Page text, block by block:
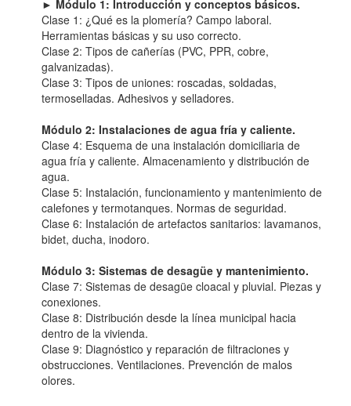
► Módulo 1: Introducción y conceptos básicos.
Clase 1: ¿Qué es la plomería? Campo laboral.
Herramientas básicas y su uso correcto.
Clase 2: Tipos de cañerías (PVC, PPR, cobre,
galvanizadas).
Clase 3: Tipos de uniones: roscadas, soldadas,
termoselladas. Adhesivos y selladores.
Módulo 2: Instalaciones de agua fría y caliente.
Clase 4: Esquema de una instalación domiciliaria de
agua fría y caliente. Almacenamiento y distribución de
agua.
Clase 5: Instalación, funcionamiento y mantenimiento de
calefones y termotanques. Normas de seguridad.
Clase 6: Instalación de artefactos sanitarios: lavamanos,
bidet, ducha, inodoro.
Módulo 3: Sistemas de desagüe y mantenimiento.
Clase 7: Sistemas de desagüe cloacal y pluvial. Piezas y
conexiones.
Clase 8: Distribución desde la línea municipal hacia
dentro de la vivienda.
Clase 9: Diagnóstico y reparación de filtraciones y
obstrucciones. Ventilaciones. Prevención de malos
olores.